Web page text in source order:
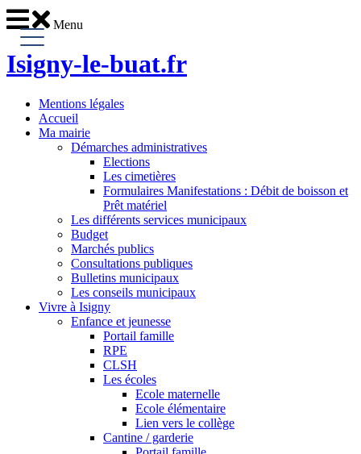
Menu
Isigny-le-buat.fr
Mentions légales
Accueil
Ma mairie
Démarches administratives
Elections
Les cimetières
Formulaires Manifestations : Débit de boisson et
Prêt matériel
Les différents services municipaux
Budget
Marchés publics
Consultations publiques
Bulletins municipaux
Les conseils municipaux
Vivre à Isigny
Enfance et jeunesse
Portail famille
RPE
CLSH
Les écoles
Ecole maternelle
Ecole élémentaire
Lien vers le collège
Cantine / garderie